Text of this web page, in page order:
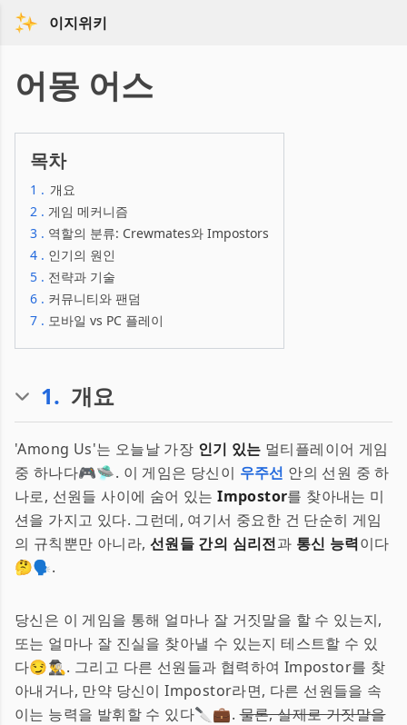
이지위키
어몽 어스
목차
1 . 개요
2 . 게임 메커니즘
3 . 역할의 분류: Crewmates와 Impostors
4 . 인기의 원인
5 . 전략과 기술
6 . 커뮤니티와 팬덤
7 . 모바일 vs PC 플레이
1. 개요
'Among Us'는 오늘날 가장 인기 있는 멀티플레이어 게임
중 하나다🎮🛸. 이 게임은 당신이 우주선 안의 선원 중 하
나로, 선원들 사이에 숨어 있는Impostor를 찾아내는 미
션을 가지고 있다. 그런데, 여기서 중요한 건 단순히 게임
의 규칙뿐만 아니라, 선원들 간의 심리전과 통신 능력이다
🤔🗣️.
당신은 이 게임을 통해 얼마나 잘 거짓말을 할 수 있는지,
또는 얼마나 잘 진실을 찾아낼 수 있는지 테스트할 수 있
다😏🕵️‍♂️. 그리고 다른 선원들과 협력하여 Impostor를 찾
아내거나, 만약 당신이 Impostor라면, 다른 선원들을 속
이는 능력을 발휘할 수 있다🔪💼.물론, 실제로 거짓말을